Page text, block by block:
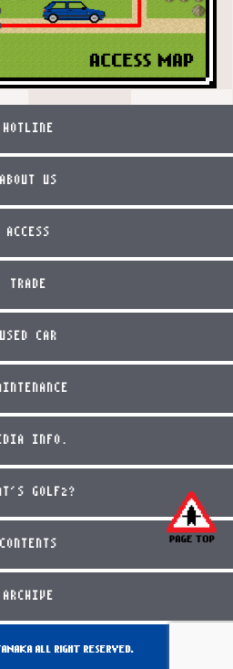
HOTLINE
ABOUT US
ACCESS
TRADE
USED CAR
INFO.
GOLF2?
CONTENTS
ARCHIVE
ALL RIGHT RESERVED.